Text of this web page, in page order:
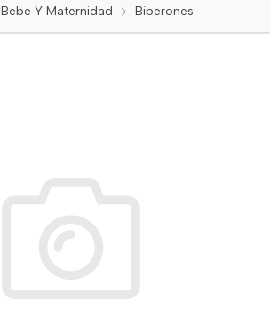
Bebe Y Maternidad Biberones